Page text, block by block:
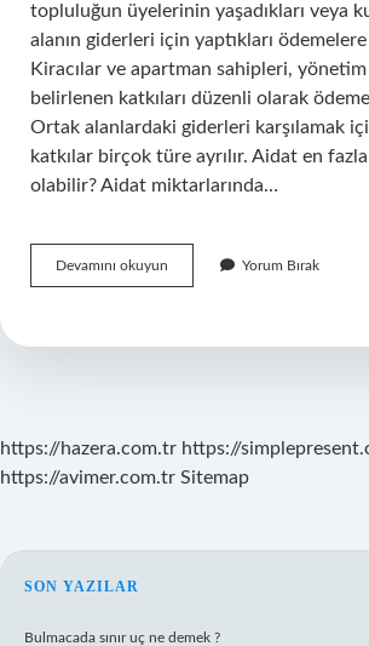
topluluğun üyelerinin yaşadıkları veya
alanın giderleri için yaptıkları
Kiracılar ve apartman sahipleri, yönetim
belirlenen katkıları düzenli olarak
Ortak alanlardaki giderleri karşılamak
katkılar birçok türe ayrılır. Aidat en
olabilir? Aidat miktarlarında…
Devamını okuyun
Farkı
Yorum Bırak
https://hazera.com.tr https://
https://avimer.com.tr Sitemap
SIDEBAR
SON YAZILAR
Bulmacada sınır uç ne demek ?